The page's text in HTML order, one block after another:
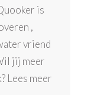
is
,
vriend
jij meer
Lees meer